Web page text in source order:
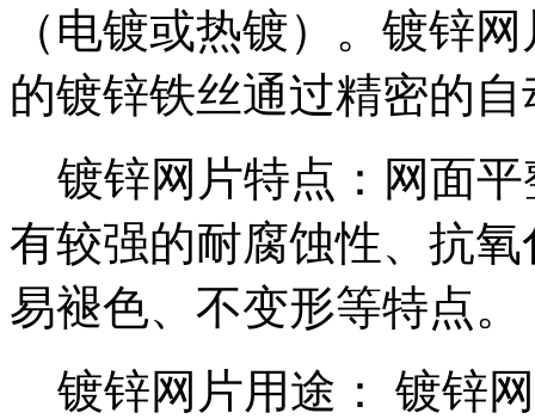
（电镀或热镀）。镀锌
的镀锌铁丝通过精密的
镀锌网片特点：网面平
有较强的耐腐蚀性、抗
易褪色、不变形等特点
镀锌网片用途： 镀锌